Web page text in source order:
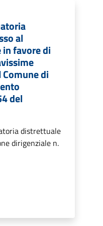
al
favore di
di
del
distrettuale
dirigenziale n.